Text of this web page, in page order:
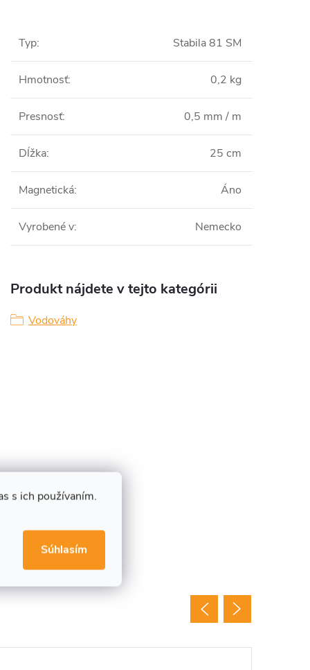
s ich používaním.
Súhlasím
Typ: Stabila 81 SM
Hmotnosť: 0,2 kg
Presnosť: 0,5 mm / m
Dĺžka: 25 cm
Magnetická: Áno
Vyrobené v: Nemecko
Produkt nájdete v tejto kategórii
Vodováhy